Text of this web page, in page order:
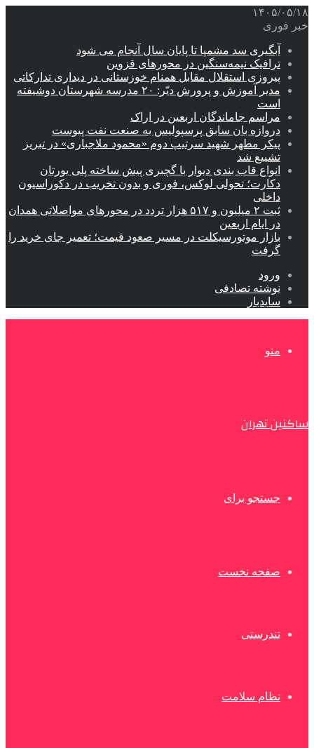
۱۴۰۵/۰۵/۱۸
خبر فوری
آبگیری سد مشمپا تا پایان سال آنجام می شود
ترافیک نیمه‌سنگین در محورهای قزوین
پیروزی استقلال مقابل همنام خوزستانی در دیداری تدارکاتی
مدیر آموزش و پرورش دیّر: ۲۰ مدرسه شهرستان دوشیفته
است
مراسم جاماندگان اربعین در اراک
دروازه بان سابق پرسپولیس به صنعت نفت پیوست
پیکر مطهر شهید سرتیپ دوم «محمود ملاجباری» در تبریز
تشییع شد
انواع قاب بندی دیوار با گچبری پیش ساخته پلی یورتان
دکارت؛ تحولی لوکس، فوری و بدون تخریب در دکوراسیون
داخلی
ثبت ۲ میلیون و ۵۱۷ هزار تردد در محورهای مواصلاتی همدان
در ایام اربعین
بازار موتورسیکلت در مسیر صعود قیمت؛ تعمیر جای خرید را
گرفت
ورود
نوشته تصادفی
سایدبار
منو
ساکنین تهران
جستجو برای
صفحه نخست
تندرستی
نظام سلامت